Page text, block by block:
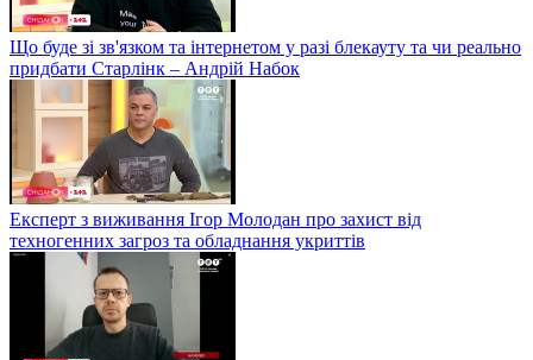
Що буде зі зв'язком та інтернетом у разі блекауту та чи реально
придбати Старлінк – Андрій Набок
Експерт з виживання Ігор Молодан про захист від
техногенних загроз та обладнання укриттів